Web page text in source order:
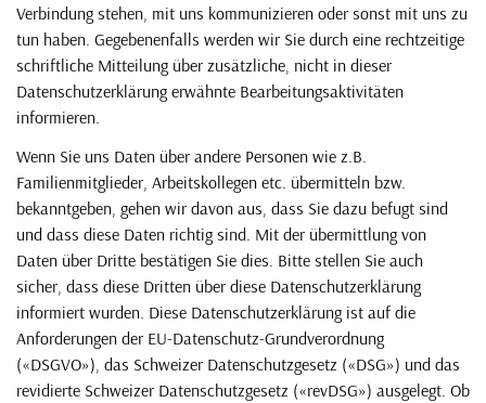
Verbindung stehen, mit uns kommunizieren oder sonst mit uns zu
tun haben. Gegebenenfalls werden wir Sie durch eine rechtzeitige
schriftliche Mitteilung über zusätzliche, nicht in dieser
Datenschutzerklärung erwähnte Bearbeitungsaktivitäten
informieren.
Wenn Sie uns Daten über andere Personen wie z.B.
Familienmitglieder, Arbeitskollegen etc. übermitteln bzw.
bekanntgeben, gehen wir davon aus, dass Sie dazu befugt sind
und dass diese Daten richtig sind. Mit der übermittlung von
Daten über Dritte bestätigen Sie dies. Bitte stellen Sie auch
sicher, dass diese Dritten über diese Datenschutzerklärung
informiert wurden. Diese Datenschutzerklärung ist auf die
Anforderungen der EU-Datenschutz-Grundverordnung
(«DSGVO»), das Schweizer Datenschutzgesetz («DSG») und das
revidierte Schweizer Datenschutzgesetz («revDSG») ausgelegt. Ob